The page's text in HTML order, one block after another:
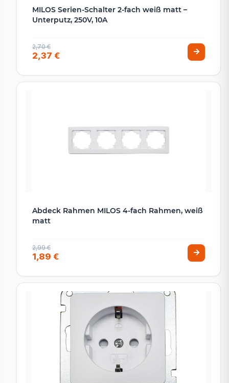
MILOS Serien-Schalter 2-fach weiß matt –
Unterputz, 250V, 10A
2,70 €
2,37 €
Abdeck Rahmen MILOS 4-fach Rahmen, weiß
matt
2,99 €
1,89 €